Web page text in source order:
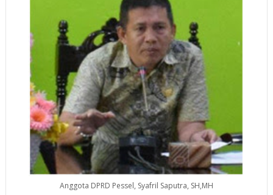
Anggota DPRD Pessel, Syafril Saputra, SH,MH